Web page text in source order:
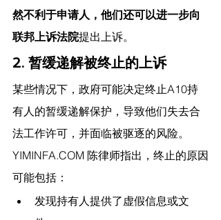
然不利于申请人，他们还可以进一步向
联邦上诉法院提出上诉。
2. 暂缓递解被终止的上诉
某些情况下，政府可能决定终止A10持
有人的暂缓递解保护，导致他们失去合
法工作许可，并面临被驱逐的风险。
YIMINFA.COM 陈律师指出， 终止的原因
可能包括：
发现持有人提供了虚假信息或文